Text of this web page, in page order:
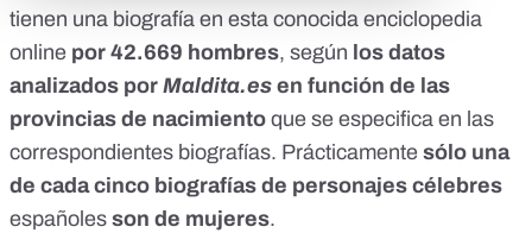
tienen una biografía en esta conocida enciclopedia
online por 42.669 hombres, según los datos
analizados por Maldita.es en función de las
provincias de nacimiento que se especifica en las
correspondientes biografías. Prácticamente sólo una
de cada cinco biografías de personajes célebres
españoles son de mujeres.